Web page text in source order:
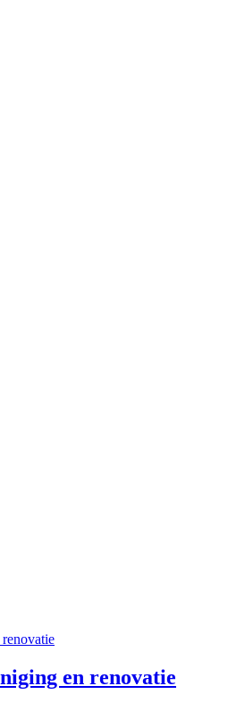
en renovatie